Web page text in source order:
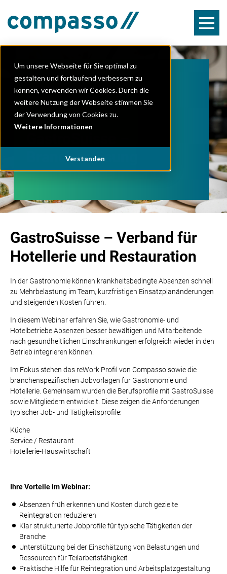
Um unsere Webseite für Sie optimal zu
gestalten und fortlaufend verbessern zu
können, verwenden wir Cookies. Durch die
weitere Nutzung der Webseite stimmen Sie
der Verwendung von Cookies zu.
Weitere Informationen
Verstanden
Kostenlos am Online-
Webinar teilnehmen
Branchenlösung
GastroSuisse – Verband für
Hotellerie und Restauration
In der Gastronomie können krankheitsbedingte Absenzen schnell
zu Mehrbelastung im Team, kurzfristigen Einsatzplanänderungen
und steigenden Kosten führen.
In diesem Webinar erfahren Sie, wie Gastronomie- und
Hotelbetriebe Absenzen besser bewältigen und Mitarbeitende
nach gesundheitlichen Einschränkungen erfolgreich wieder in den
Betrieb integrieren können.
Im Fokus stehen das reWork Profil von Compasso sowie die
branchenspezifischen Jobvorlagen für Gastronomie und
Hotellerie. Gemeinsam wurden die Berufsprofile mit GastroSuisse
sowie Mitgliedern entwickelt. Diese zeigen die Anforderungen
typischer Job- und Tätigkeitsprofile:
Küche
Service / Restaurant
Hotellerie-Hauswirtschaft
Ihre Vorteile im Webinar:
Absenzen früh erkennen und Kosten durch gezielte
Reintegration reduzieren
Klar strukturierte Jobprofile für typische Tätigkeiten der
Branche
Unterstützung bei der Einschätzung von Belastungen und
Ressourcen für Teilarbeitsfähigkeit
Praktische Hilfe für Reintegration und Arbeitsplatzgestaltung